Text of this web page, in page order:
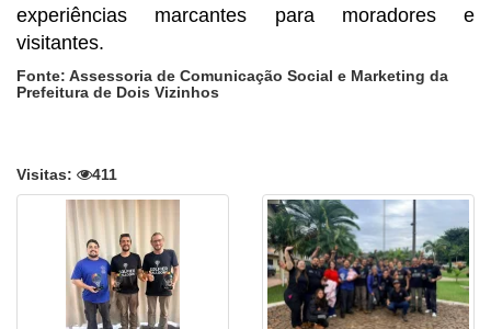
experiências marcantes para moradores e
visitantes.
Fonte: Assessoria de Comunicação Social e Marketing da
Prefeitura de Dois Vizinhos
Visitas: 411